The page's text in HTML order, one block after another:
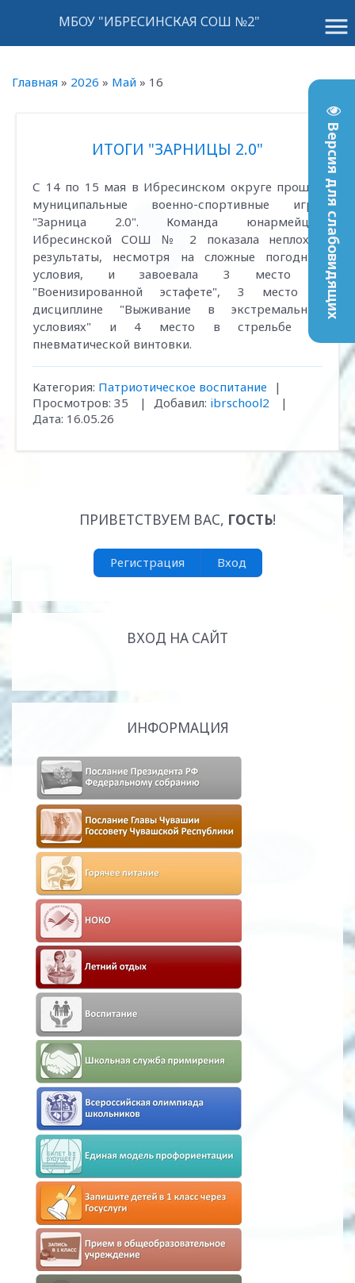
Версия для слабовидящих
menu
МБОУ "ИБРЕСИНСКАЯ СОШ №2"
Главная » 2026 » Май » 16
ИТОГИ "ЗАРНИЦЫ 2.0"
С 14 по 15 мая в Ибресинском округе прошли
муниципальные военно-спортивные игры
"Зарница 2.0". Команда юнармейцев
Ибресинской СОШ № 2 показала неплохие
результаты, несмотря на сложные погодные
условия, и завоевала 3 место в
"Военизированной эстафете", 3 место в
дисциплине "Выживание в экстремальных
условиях" и 4 место в стрельбе из
пневматической винтовки.
Категория: Патриотическое воспитание
|
Просмотров: 35 | Добавил: ibrschool2
|
Дата: 16.05.26
ПРИВЕТСТВУЕМ ВАС, ГОСТЬ!
Регистрация Вход
ВХОД НА САЙТ
ИНФОРМАЦИЯ